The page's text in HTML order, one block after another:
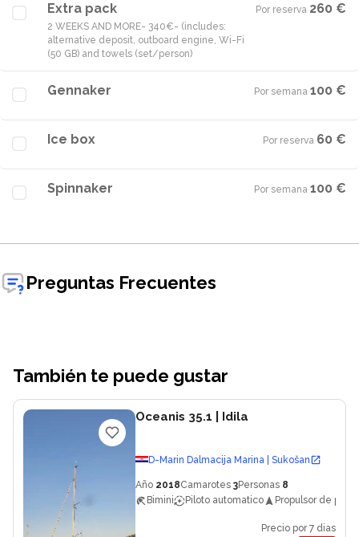
Extra pack
2 WEEKS AND MORE- 340€- (includes:
alternative deposit, outboard engine, Wi-Fi
(50 GB) and towels (set/person)
Por reserva·260 €
Gennaker Por semana·100 €
Ice box Por reserva·60 €
Spinnaker Por semana·100 €
Preguntas Frecuentes
También te puede gustar
Oceanis 35.1 | Idila
D-Marin Dalmacija Marina | Sukošan
Año 2018Camarotes 3Personas 8
Bimini
Piloto automatico Propulsor de proa
Precio por 7 dias